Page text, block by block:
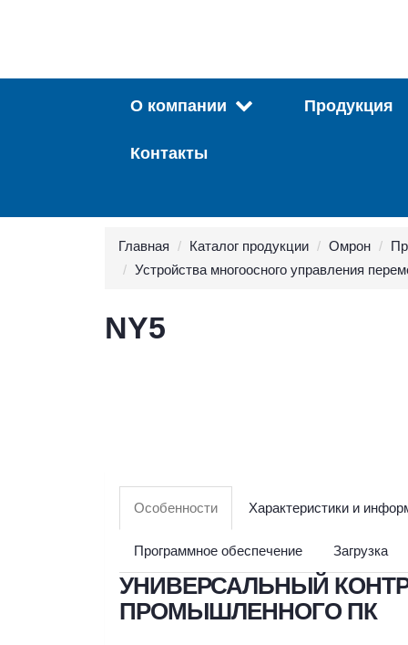
О компании Продукция
Контакты
Главная Каталог продукции Омрон
Устройства многоосного управления
NY5
Особенности Характеристики и
Программное обеспечение Загрузка
УНИВЕРСАЛЬНЫЙ
ПРОМЫШЛЕННОГО ПК